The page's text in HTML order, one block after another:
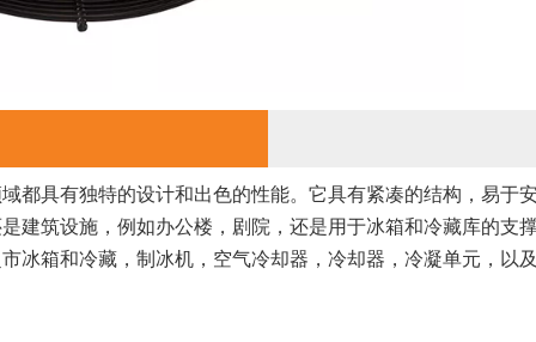
都具有独特的设计和出色的性能。它具有紧凑的结构，易于
建筑设施，例如办公楼，剧院，还是用于冰箱和冷藏库的支
冰箱和冷藏，制冰机，空气冷却器，冷却器，冷凝单元，以